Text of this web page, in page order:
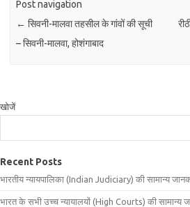
Post navigation
← सिवनी-मालवा तहसील के गांवों की सूची
– सिवनी-मालवा, होशंगाबाद
खोजें
Recent Posts
भारतीय न्यायपालिका (Indian Judiciary) की सामान्य
भारत के सभी उच्च न्यायालयों (High Courts) की सामान्य